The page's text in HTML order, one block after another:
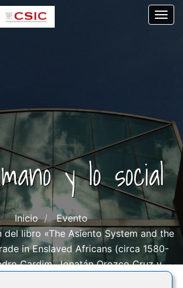
y lo social
Inicio
Evento
del libro «The Asiento System and the
in Enslaved Africans (circa 1580-
Cardim, Jonatán Orozco Cruz y